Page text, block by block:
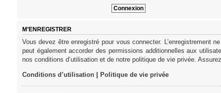
M’ENREGISTRER
Vous devez être enregistré pour vous connecter. L’enregistrement
peut également accorder des permissions additionnelles aux
nos conditions d’utilisation et de notre politique de vie privée.
Conditions d’utilisation| Politique de vie privée